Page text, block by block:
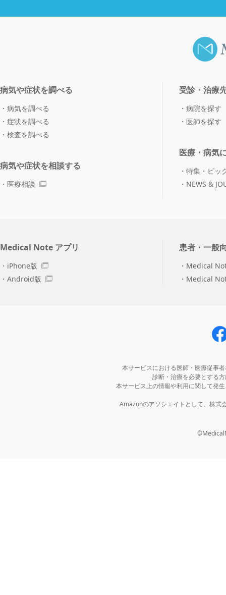
病気や症状を調べる
病気を調べる
症状を調べる
検査を調べる
病気や症状を相談する
医療相談
受診・治療
病院を探す
医師を探す
医療・病気
特集・ピッ
NEWS &
Medical Note アプリ
iPhone版
Android版
患者・一般
Medical
Medical
本サービスにおける医師・医療従事
診断・治療を必要とする
本サービス上の情報や利用に関して発
Amazonのアソシエイトとして、株式